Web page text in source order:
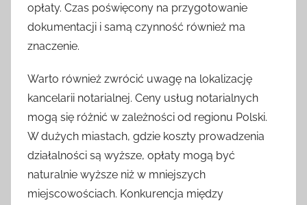
opłaty. Czas poświęcony na przygotowanie
dokumentacji i samą czynność również ma
znaczenie.
Warto również zwrócić uwagę na lokalizację
kancelarii notarialnej. Ceny usług notarialnych
mogą się różnić w zależności od regionu Polski.
W dużych miastach, gdzie koszty prowadzenia
działalności są wyższe, opłaty mogą być
naturalnie wyższe niż w mniejszych
miejscowościach. Konkurencja między